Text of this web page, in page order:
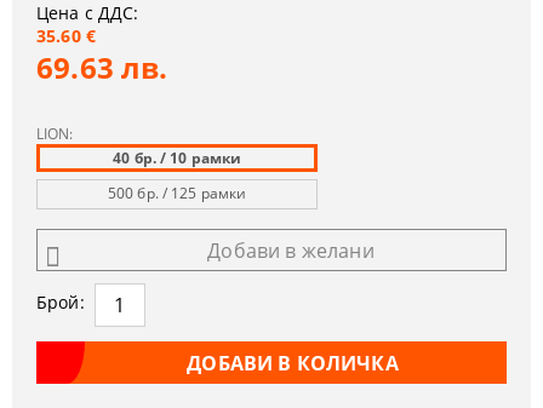
Цена с ДДС:
35.60 €
69.63 лв.
LION:
40 бр. / 10 рамки
500 бр. / 125 рамки
Добави в желани
Брой: